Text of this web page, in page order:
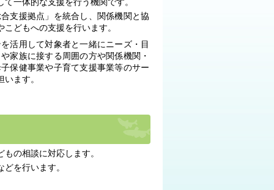
支援拠点」を統合し、関係機関と協
どもへの支援を行います。
活用して対象者と一緒にニーズ・目
家族に接する周囲の方や関係機関・
保健事業や子育て支援事業等のサー
ます。
の相談に対応します。
を行います。